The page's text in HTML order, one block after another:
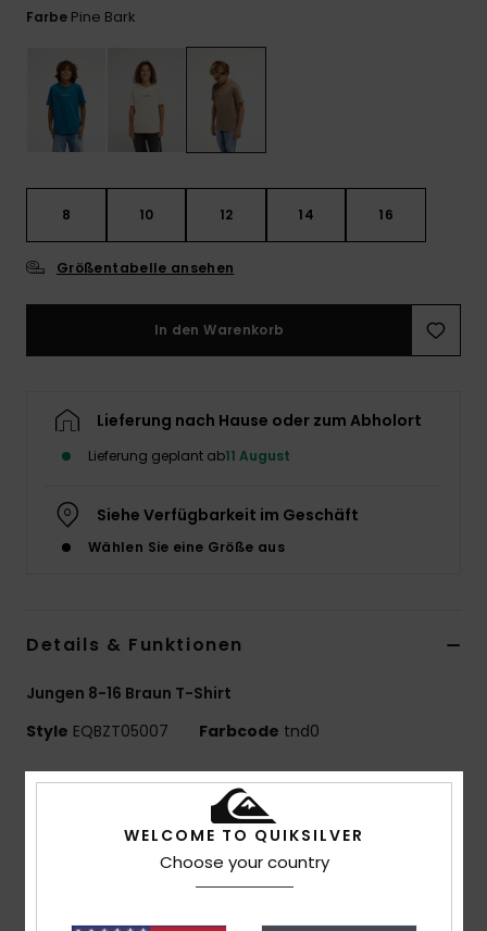
Farbe Pine Bark
8 10 12 14 16
Größentabelle ansehen
In den Warenkorb
Lieferung nach Hause oder zum Abholort
Lieferung geplant ab11 August
Siehe Verfügbarkeit im Geschäft
Wählen Sie eine Größe aus
Details & Funktionen
Jungen 8-16 Braun T-Shirt
Style EQBZT05007 Farbcode tnd0
Funktionen
MADE BETTER
25 % recycelte Baumwolle aus Pre-Consumer-
WELCOME TO QUIKSILVER
Choose your country